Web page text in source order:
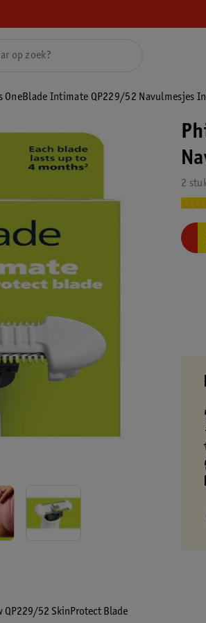
OneBlade Intimate QP229/52 Navulmesjes
QP229/52 SkinProtect Blade
2